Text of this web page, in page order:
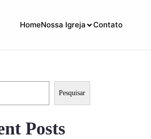
HomeNossa Igreja Contato
Pesquisar
Posts